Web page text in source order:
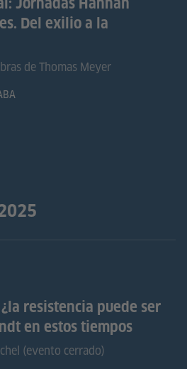
Del exilio a la
de Thomas Meyer
resistencia puede ser
en estos tiempos
(evento cerrado)